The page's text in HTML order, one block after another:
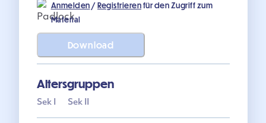
Anmelden /Registrierenfür den Zugriff zum
Material
Download
Altersgruppen
Sek I Sek II